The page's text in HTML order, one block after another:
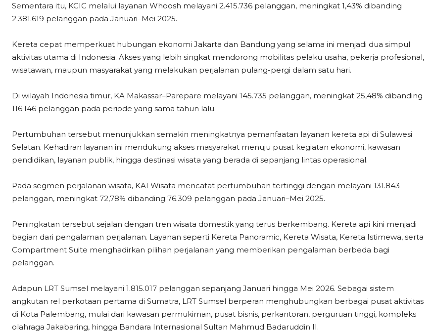
Sementara itu, KCIC melalui layanan Whoosh melayani 2.415.736 pelanggan, meningkat 1,43% dibanding
2.381.619 pelanggan pada Januari–Mei 2025.
Kereta cepat memperkuat hubungan ekonomi Jakarta dan Bandung yang selama ini menjadi dua simpul
aktivitas utama di Indonesia. Akses yang lebih singkat mendorong mobilitas pelaku usaha, pekerja profesional,
wisatawan, maupun masyarakat yang melakukan perjalanan pulang-pergi dalam satu hari.
Di wilayah Indonesia timur, KA Makassar–Parepare melayani 145.735 pelanggan, meningkat 25,48% dibanding
116.146 pelanggan pada periode yang sama tahun lalu.
Pertumbuhan tersebut menunjukkan semakin meningkatnya pemanfaatan layanan kereta api di Sulawesi
Selatan. Kehadiran layanan ini mendukung akses masyarakat menuju pusat kegiatan ekonomi, kawasan
pendidikan, layanan publik, hingga destinasi wisata yang berada di sepanjang lintas operasional.
Pada segmen perjalanan wisata, KAI Wisata mencatat pertumbuhan tertinggi dengan melayani 131.843
pelanggan, meningkat 72,78% dibanding 76.309 pelanggan pada Januari–Mei 2025.
Peningkatan tersebut sejalan dengan tren wisata domestik yang terus berkembang. Kereta api kini menjadi
bagian dari pengalaman perjalanan. Layanan seperti Kereta Panoramic, Kereta Wisata, Kereta Istimewa, serta
Compartment Suite menghadirkan pilihan perjalanan yang memberikan pengalaman berbeda bagi
pelanggan.
Adapun LRT Sumsel melayani 1.815.017 pelanggan sepanjang Januari hingga Mei 2026. Sebagai sistem
angkutan rel perkotaan pertama di Sumatra, LRT Sumsel berperan menghubungkan berbagai pusat aktivitas
di Kota Palembang, mulai dari kawasan permukiman, pusat bisnis, perkantoran, perguruan tinggi, kompleks
olahraga Jakabaring, hingga Bandara Internasional Sultan Mahmud Badaruddin II.